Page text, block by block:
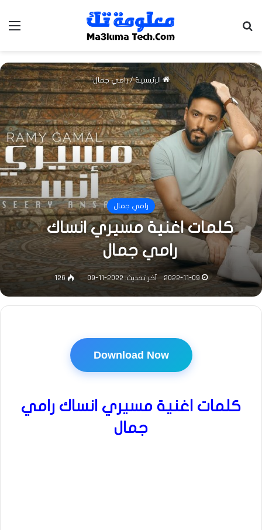
الرئيسية / رامي جمال
رامي جمال
كلمات اغنية مسيري انساك
رامي جمال
2022-11-09 آخر تحديث: 2022-11-09 126
Download Now
كلمات اغنية مسيري انساك رامي
جمال